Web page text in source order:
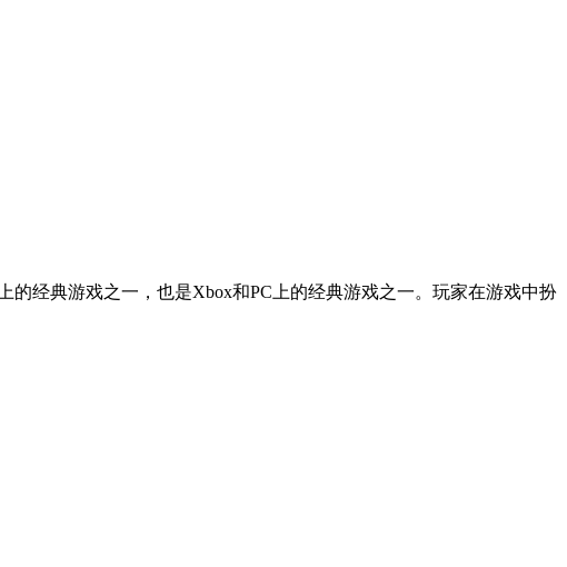
的经典游戏之一，也是Xbox和PC上的经典游戏之一。玩家在游戏中扮